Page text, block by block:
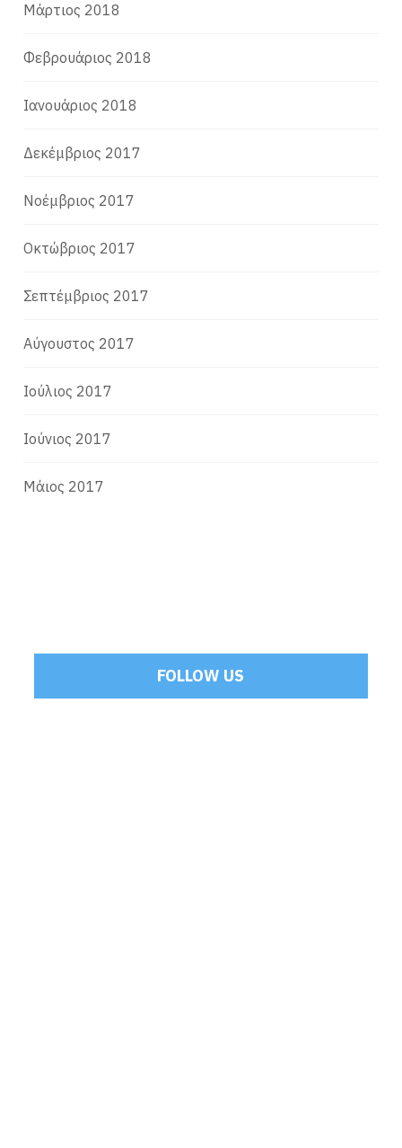
Μάρτιος 2018
Φεβρουάριος 2018
Ιανουάριος 2018
Δεκέμβριος 2017
Νοέμβριος 2017
Οκτώβριος 2017
Σεπτέμβριος 2017
Αύγουστος 2017
Ιούλιος 2017
Ιούνιος 2017
Μάιος 2017
FOLLOW US